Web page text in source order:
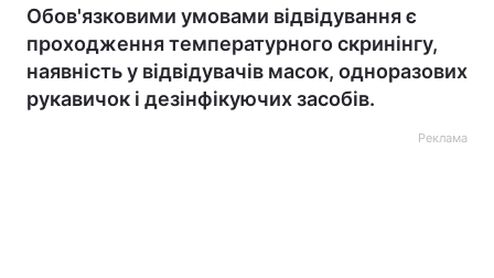
Обов'язковими умовами відвідування є
проходження температурного скринінгу,
наявність у відвідувачів масок, одноразових
рукавичок і дезінфікуючих засобів.
Реклама